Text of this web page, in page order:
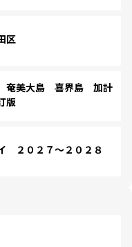
区
奄美大島 喜界島 加計
版
２０２７～２０２８